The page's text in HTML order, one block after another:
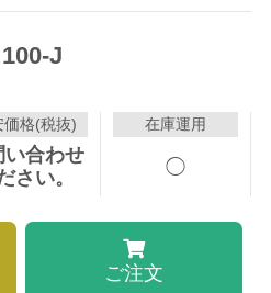
J
価格(税抜)
い合わせ
さい。
在庫運用
◯
ご注文